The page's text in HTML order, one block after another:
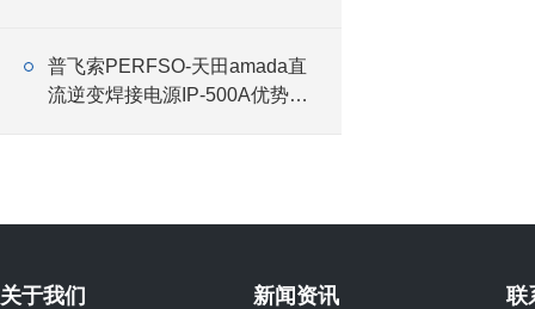
普飞索PERFSO-天田amada直
流逆变焊接电源IP-500A优势介
关于我们 新闻资讯 联